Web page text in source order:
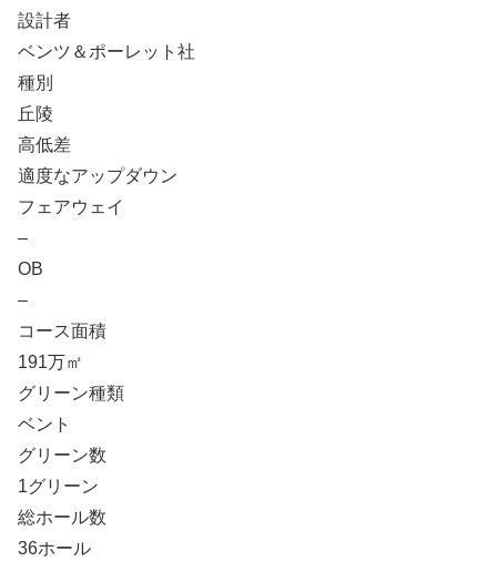
設計者
ベンツ＆ポーレット社
種別
丘陵
高低差
適度なアップダウン
フェアウェイ
–
OB
–
コース面積
191万㎡
グリーン種類
ベント
グリーン数
1グリーン
総ホール数
36ホール